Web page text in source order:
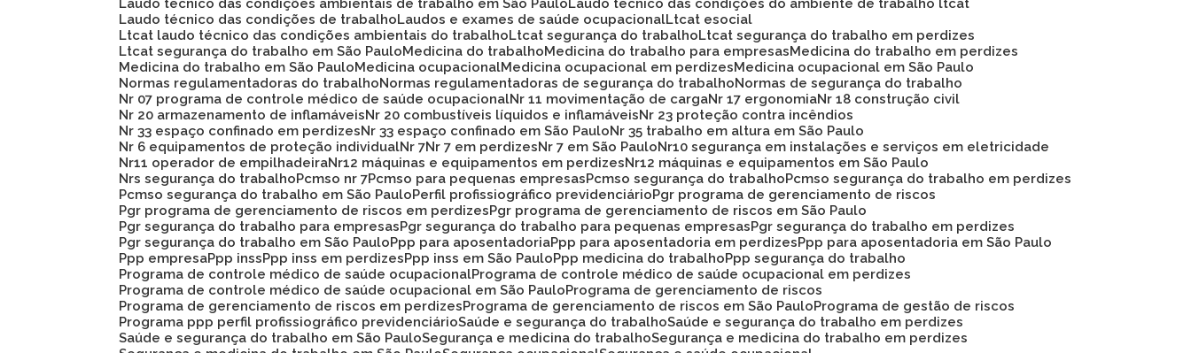
Laudo técnico das condições ambientais de trabalho em São Paulo
Laudo técnico das condições do ambiente de trabalho ltcat
Laudo técnico das condições de trabalho
Laudos e exames de saúde ocupacional Ltcat esocial
Ltcat laudo técnico das condições ambientais do trabalho
Ltcat segurança do trabalho
Ltcat segurança do trabalho em perdizes
Ltcat segurança do trabalho em São Paulo
Medicina do trabalho Medicina do trabalho para empresas
Medicina do trabalho em perdizes
Medicina do trabalho em São Paulo
Medicina ocupacional Medicina ocupacional em perdizes
Medicina ocupacional em São Paulo
Normas regulamentadoras do trabalho
Normas regulamentadoras de segurança do trabalho
Normas de segurança do trabalho
Nr 07 programa de controle médico de saúde ocupacional
Nr 11 movimentação de carga Nr 17 ergonomia
Nr 18 construção civil
Nr 20 armazenamento de inflamáveis
Nr 20 combustíveis líquidos e inflamáveis
Nr 23 proteção contra incêndios
Nr 33 espaço confinado em perdizes
Nr 33 espaço confinado em São Paulo
Nr 35 trabalho em altura em São Paulo
Nr 6 equipamentos de proteção individual
Nr 7 Nr 7 em perdizes Nr 7 em São Paulo
Nr10 segurança em instalações e serviços em eletricidade
Nr11 operador de empilhadeira
Nr12 máquinas e equipamentos em perdizes
Nr12 máquinas e equipamentos em São Paulo
Nrs segurança do trabalho
Pcmso nr 7 Pcmso para pequenas empresas Pcmso segurança do trabalho
Pcmso segurança do trabalho em perdizes
Pcmso segurança do trabalho em São Paulo
Perfil profissiográfico previdenciário
Pgr programa de gerenciamento de riscos
Pgr programa de gerenciamento de riscos em perdizes
Pgr programa de gerenciamento de riscos em São Paulo
Pgr segurança do trabalho para empresas
Pgr segurança do trabalho para pequenas empresas
Pgr segurança do trabalho em perdizes
Pgr segurança do trabalho em São Paulo
Ppp para aposentadoria Ppp para aposentadoria em perdizes
Ppp para aposentadoria em São Paulo
Ppp empresa Ppp inss Ppp inss em perdizes Ppp inss em São Paulo Ppp medicina do trabalho
Ppp segurança do trabalho
Programa de controle médico de saúde ocupacional Programa de controle médico de saúde ocupacional em perdizes
Programa de controle médico de saúde ocupacional em São Paulo
Programa de gerenciamento de riscos
Programa de gerenciamento de riscos em perdizes
Programa de gerenciamento de riscos em São Paulo
Programa de gestão de riscos
Programa ppp perfil profissiográfico previdenciário Saúde e segurança do trabalho Saúde e segurança do trabalho em perdizes
Saúde e segurança do trabalho em São Paulo Segurança e medicina do trabalho Segurança e medicina do trabalho em perdizes